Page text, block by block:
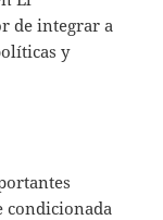
de integrar a
y
condicionada